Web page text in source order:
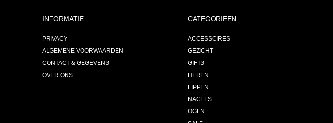
INFORMATIE
PRIVACY
ALGEMENE VOORWAARDEN
CONTACT & GEGEVENS
OVER ONS
CATEGORIEEN
ACCESSOIRES
GEZICHT
GIFTS
HEREN
LIPPEN
NAGELS
OGEN